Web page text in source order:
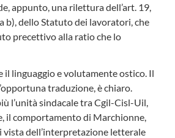
appunto, una rilettura dell’art. 19,
b), dello Statuto dei lavoratori, che
precettivo alla ratio che lo
il linguaggio e volutamente ostico. Il
traduzione, è chiaro.
l’unità sindacale tra Cgil-Cisl-Uil,
il comportamento di Marchionne,
dell’interpretazione letterale